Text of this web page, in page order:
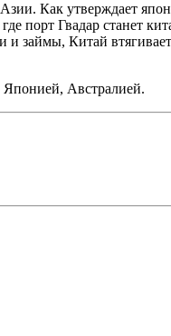
Как утверждает
порт Гвадар станет
и займы, Китай
Австралией.